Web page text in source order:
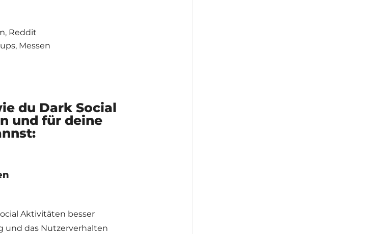
Reddit
Messen
du Dark Social
und für deine
Aktivitäten besser
und das Nutzerverhalten